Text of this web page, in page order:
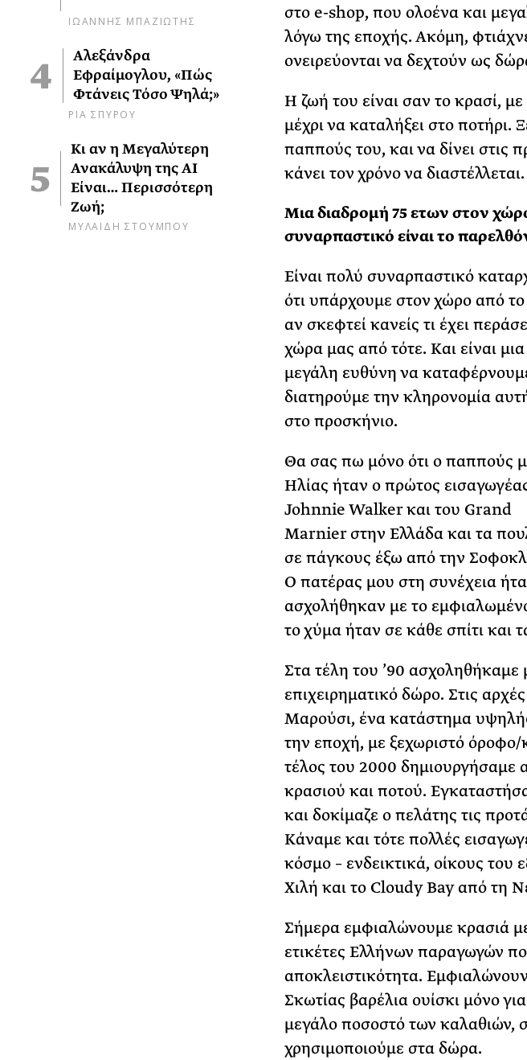
ΙΩΑΝΝΗΣ ΜΠΑΖΙΩΤΗΣ
Αλεξάνδρα
Εφραίμογλου, «Πώς
Φτάνεις Τόσο Ψηλά;»
ΡΙΑ ΣΠΥΡΟΥ
Κι αν η Μεγαλύτερη
Ανακάλυψη της AI
Είναι… Περισσότερη
Ζωή;
ΜΥΛΑΙΔΗ ΣΤΟΥΜΠΟΥ
στο e-shop, που ολοένα και
λόγω της εποχής. Ακόμη,
ονειρεύονται να δεχτούν ως
Η ζωή του είναι σαν το κρασί,
μέχρι να καταλήξει στο ποτήρι.
παππούς του, και να δίνει στις
κάνει τον χρόνο να διαστέλλεται.
Μια διαδρομή 75 ετων στον
συναρπαστικό είναι το
Είναι πολύ συναρπαστικό
ότι υπάρχουμε στον χώρο από το
αν σκεφτεί κανείς τι έχει
χώρα μας από τότε. Και είναι
μεγάλη ευθύνη να
διατηρούμε την κληρονομία
στο προσκήνιο.
Θα σας πω μόνο ότι ο παππούς
Ηλίας ήταν ο πρώτος
Johnnie Walker και του Grand
Marnier στην Ελλάδα και τα
σε πάγκους έξω από την
Ο πατέρας μου στη συνέχεια
ασχολήθηκαν με το
το χύμα ήταν σε κάθε σπίτι και
Στα τέλη του ’90 ασχοληθήκαμε
επιχειρηματικό δώρο. Στις
Μαρούσι, ένα κατάστημα
την εποχή, με ξεχωριστό όροφο/
τέλος του 2000 δημιουργήσαμε
κρασιού και ποτού.
και δοκίμαζε ο πελάτης τις
Κάναμε και τότε πολλές
κόσμο – ενδεικτικά, οίκους
Χιλή και το Cloudy Bay από τη
Σήμερα εμφιαλώνουμε κρασιά
ετικέτες Ελλήνων παραγωγών
αποκλειστικότητα.
Σκωτίας βαρέλια ουίσκι μόνο
μεγάλο ποσοστό των καλαθιών,
χρησιμοποιούμε στα δώρα.